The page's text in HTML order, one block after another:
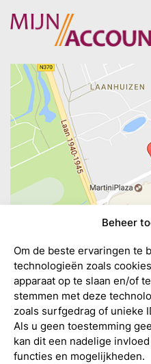
Beheer
Om de beste ervaringen te
technologieën zoals
apparaat op te slaan en/of
stemmen met deze
zoals surfgedrag of unieke
Als u geen toestemming
kan dit een nadelige
functies en mogelijkheden.